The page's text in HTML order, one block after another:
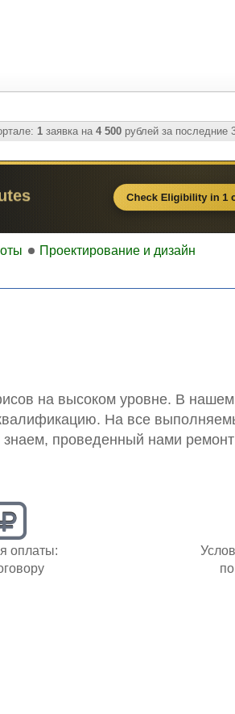
1 заявка на 4 500 рублей за последние
Проектирование и дизайн
на высоком уровне. В нашем
На все
проведенный нами
оплаты: